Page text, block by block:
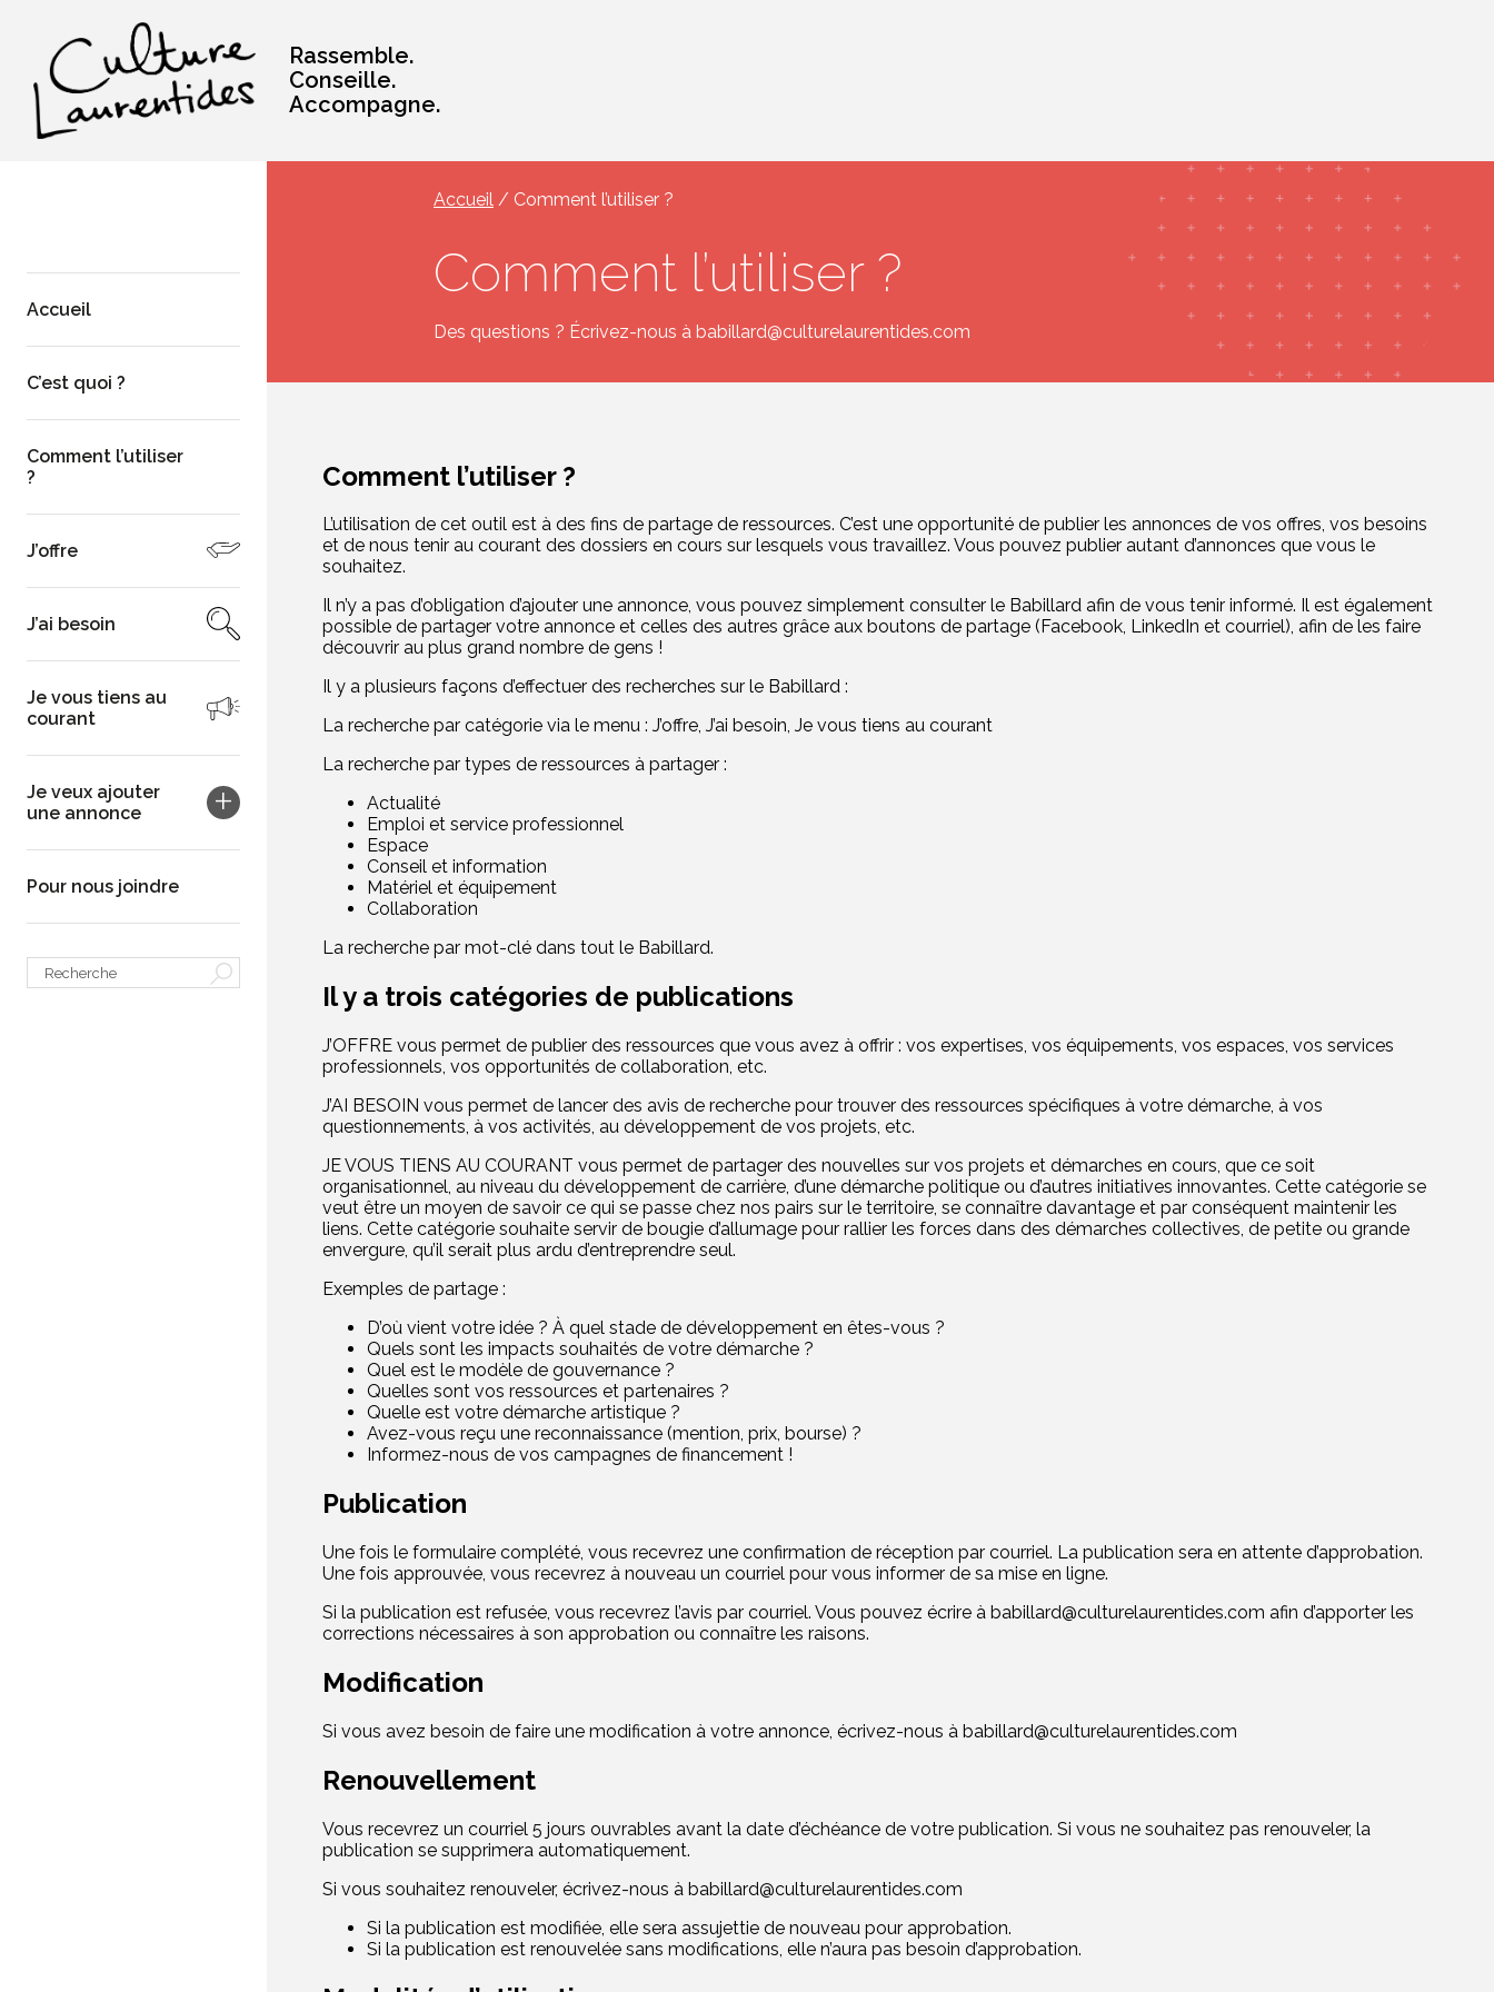
Rassemble.
Conseille.
Accompagne.
Accueil
C’est quoi ?
Comment l’utiliser
?
J’offre
J’ai besoin
Je vous tiens au
courant
Je veux ajouter
une annonce
Pour nous joindre
Accueil / Comment l’utiliser ?
Comment l’utiliser ?
Des questions ? Écrivez-nous à babillard@culturelaurentides.com
Comment l’utiliser ?
L’utilisation de cet outil est à des fins de partage de ressources. C’est une opportunité de publier les annonces de vos offres, vos besoins
et de nous tenir au courant des dossiers en cours sur lesquels vous travaillez. Vous pouvez publier autant d’annonces que vous le
souhaitez.
Il n’y a pas d’obligation d’ajouter une annonce, vous pouvez simplement consulter le Babillard afin de vous tenir informé. Il est également
possible de partager votre annonce et celles des autres grâce aux boutons de partage (Facebook, LinkedIn et courriel), afin de les faire
découvrir au plus grand nombre de gens !
Il y a plusieurs façons d’effectuer des recherches sur le Babillard :
La recherche par catégorie via le menu : J’offre, J’ai besoin, Je vous tiens au courant
La recherche par types de ressources à partager :
Actualité
Emploi et service professionnel
Espace
Conseil et information
Matériel et équipement
Collaboration
La recherche par mot-clé dans tout le Babillard.
Il y a trois catégories de publications
J’OFFRE vous permet de publier des ressources que vous avez à offrir : vos expertises, vos équipements, vos espaces, vos services
professionnels, vos opportunités de collaboration, etc.
J’AI BESOIN vous permet de lancer des avis de recherche pour trouver des ressources spécifiques à votre démarche, à vos
questionnements, à vos activités, au développement de vos projets, etc.
JE VOUS TIENS AU COURANT vous permet de partager des nouvelles sur vos projets et démarches en cours, que ce soit
organisationnel, au niveau du développement de carrière, d’une démarche politique ou d’autres initiatives innovantes. Cette catégorie se
veut être un moyen de savoir ce qui se passe chez nos pairs sur le territoire, se connaître davantage et par conséquent maintenir les
liens. Cette catégorie souhaite servir de bougie d’allumage pour rallier les forces dans des démarches collectives, de petite ou grande
envergure, qu’il serait plus ardu d’entreprendre seul.
Exemples de partage :
D’où vient votre idée ? À quel stade de développement en êtes-vous ?
Quels sont les impacts souhaités de votre démarche ?
Quel est le modèle de gouvernance ?
Quelles sont vos ressources et partenaires ?
Quelle est votre démarche artistique ?
Avez-vous reçu une reconnaissance (mention, prix, bourse) ?
Informez-nous de vos campagnes de financement !
Publication
Une fois le formulaire complété, vous recevrez une confirmation de réception par courriel. La publication sera en attente d’approbation.
Une fois approuvée, vous recevrez à nouveau un courriel pour vous informer de sa mise en ligne.
Si la publication est refusée, vous recevrez l’avis par courriel. Vous pouvez écrire à babillard@culturelaurentides.com afin d’apporter les
corrections nécessaires à son approbation ou connaître les raisons.
Modification
Si vous avez besoin de faire une modification à votre annonce, écrivez-nous à babillard@culturelaurentides.com
Renouvellement
Vous recevrez un courriel 5 jours ouvrables avant la date d’échéance de votre publication. Si vous ne souhaitez pas renouveler, la
publication se supprimera automatiquement.
Si vous souhaitez renouveler, écrivez-nous à babillard@culturelaurentides.com
Si la publication est modifiée, elle sera assujettie de nouveau pour approbation.
Si la publication est renouvelée sans modifications, elle n’aura pas besoin d’approbation.